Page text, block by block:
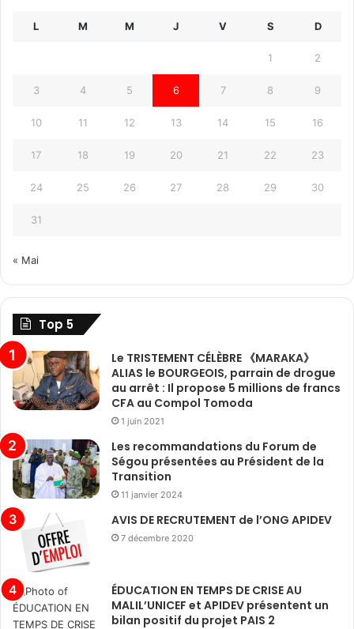
L M M J V S D
1 2
3 4 5 6 7 8 9
10 11 12 13 14 15 16
17 18 19 20 21 22 23
24 25 26 27 28 29 30
31
« Mai
Top 5
Le TRISTEMENT CÉLÈBRE 《MARAKA》
ALIAS le BOURGEOIS, parrain de drogue
au arrêt : Il propose 5 millions de francs
CFA au Compol Tomoda
1 juin 2021
Les recommandations du Forum de
Ségou présentées au Président de la
Transition
11 janvier 2024
AVIS DE RECRUTEMENT de l’ONG APIDEV
7 décembre 2020
ÉDUCATION EN TEMPS DE CRISE AU
MALIL’UNICEF et APIDEV présentent un
bilan positif du projet PAIS 2